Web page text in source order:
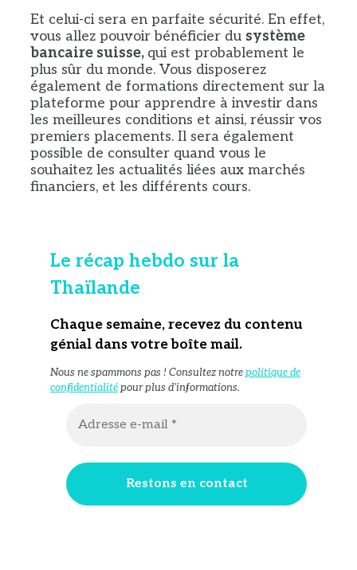
Et celui-ci sera en parfaite sécurité. En effet,
vous allez pouvoir bénéficier du système
bancaire suisse, qui est probablement le
plus sûr du monde. Vous disposerez
également de formations directement sur la
plateforme pour apprendre à investir dans
les meilleures conditions et ainsi, réussir vos
premiers placements. Il sera également
possible de consulter quand vous le
souhaitez les actualités liées aux marchés
financiers, et les différents cours.
Le récap hebdo sur la
Thaïlande
Chaque semaine, recevez du contenu
génial dans votre boîte mail.
Nous ne spammons pas ! Consultez notrepolitique de
confidentialitépour plus d’informations.